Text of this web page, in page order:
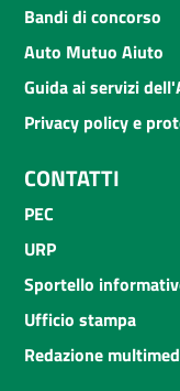
Bandi di concorso
Auto Mutuo Aiuto
Guida ai servizi
Privacy policy e
CONTATTI
PEC
URP
Sportello
Ufficio stampa
Redazione